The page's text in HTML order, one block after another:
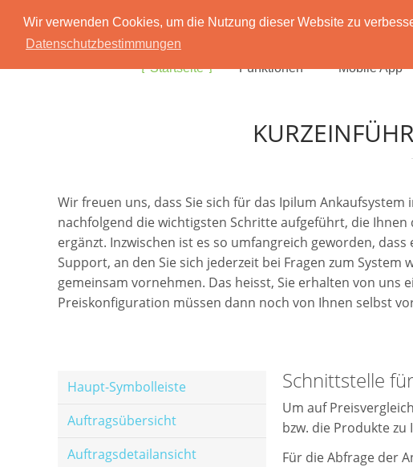
Wir verwenden Cookies, um die Nutzung dieser Website zu
Datenschutzbestimmungen
Startseite Funktionen Mobile App
Wir freuen uns, dass Sie sich für das Ipilum
nachfolgend die wichtigsten Schritte aufgeführt, die
ergänzt. Inzwischen ist es so umfangreich geworden,
Support, an den Sie sich jederzeit bei Fragen zum
gemeinsam vornehmen. Das heisst, Sie erhalten von uns
Preiskonfiguration müssen dann noch von Ihnen selbst
Haupt-Symbolleiste
Auftragsübersicht
Auftragsdetailansicht
Schnittstelle
Um auf
bzw. die Produkte
Für die Abfrage der